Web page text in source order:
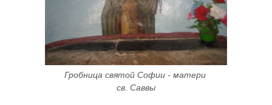
Гробница святой Софии - матери
св. Саввы